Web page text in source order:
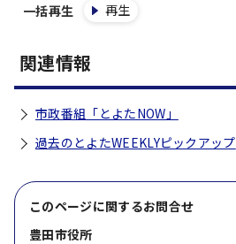
一括再生
再生
関連情報
市政番組「とよたNOW」
過去のとよたWEEKLYピックアップ
このページに関するお問合せ
豊田市役所